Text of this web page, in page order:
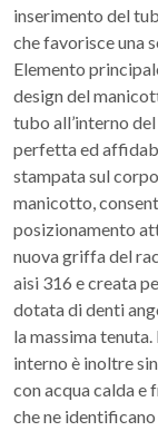
inserimento del
che favorisce una
Elemento
design del
tubo all’interno
perfetta ed
stampata sul
manicotto,
posizionamento
nuova griffa del
aisi 316 e creata
dotata di denti
la massima
interno è inoltre
con acqua calda
che ne